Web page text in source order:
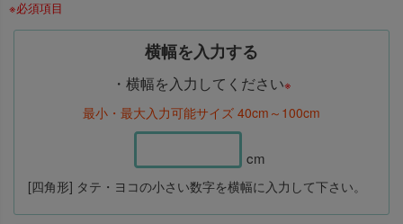
ご希望のサイズのタテ・ヨコを測ってください。
※必須項目
横幅を入力する
・横幅を入力してください※
最小・最大入力可能サイズ 40cm～100cm
cm
[四角形] タテ・ヨコの小さい数字を横幅に入力して下さい。